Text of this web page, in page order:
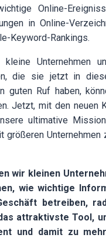
Online-
in Online-
Keyword-Rankings.
Unternehmen
die sie jetzt in
guten Ruf haben,
Jetzt, mit den neuen
ultimative
größeren
wir kleinen
wie wichtige
betreiben,
attraktivste Tool,
und damit zu